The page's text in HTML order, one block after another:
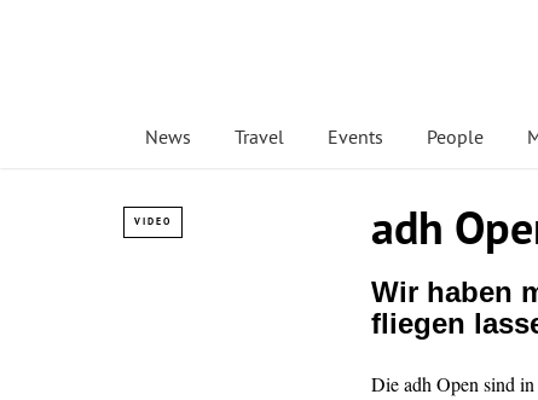
News Travel Events People
VIDEO adh
Wir haben
fliegen
Die adh Open sind